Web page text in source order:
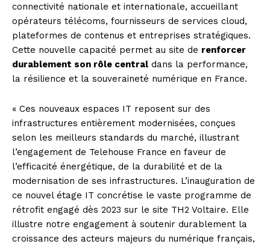
connectivité nationale et internationale, accueillant
opérateurs télécoms, fournisseurs de services cloud,
plateformes de contenus et entreprises stratégiques.
Cette nouvelle capacité permet au site de renforcer
durablement son rôle central dans la performance,
la résilience et la souveraineté numérique en France.
« Ces nouveaux espaces IT reposent sur des
infrastructures entièrement modernisées, conçues
selon les meilleurs standards du marché, illustrant
l’engagement de Telehouse France en faveur de
l’efficacité énergétique, de la durabilité et de la
modernisation de ses infrastructures. L’inauguration de
ce nouvel étage IT concrétise le vaste programme de
rétrofit engagé dès 2023 sur le site TH2 Voltaire. Elle
illustre notre engagement à soutenir durablement la
croissance des acteurs majeurs du numérique français,